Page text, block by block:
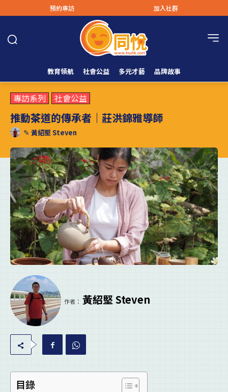
預約專訪 加入社群
教育領航 社會公益 多元才藝 品牌故事
專訪系列 社會公益
推動茶道的傳承者｜莊洪錦雅導師
✎ 黃紹堅 Steven
作者： 黃紹堅 Steven
目錄